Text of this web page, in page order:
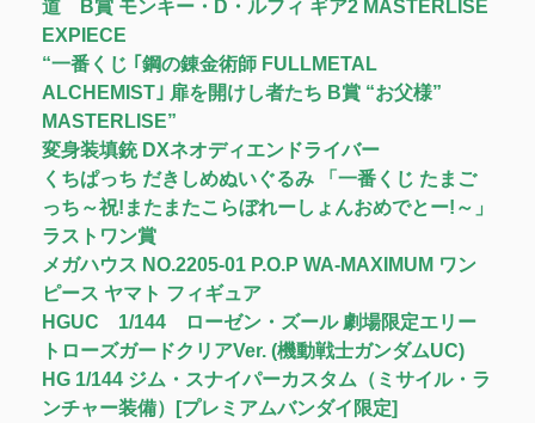
道 B賞 モンキー・D・ルフィ ギア2 MASTERLISE
EXPIECE
“一番くじ ｢鋼の錬金術師 FULLMETAL
ALCHEMIST｣ 扉を開けし者たち B賞 “お父様”
MASTERLISE”
変身装填銃 DXネオディエンドライバー
くちぱっち だきしめぬいぐるみ 「一番くじ たまご
っち～祝!またまたこらぼれーしょんおめでとー!～」
ラストワン賞
メガハウス NO.2205-01 P.O.P WA-MAXIMUM ワン
ピース ヤマト フィギュア
HGUC 1/144 ローゼン・ズール 劇場限定エリー
トローズガードクリアVer. (機動戦士ガンダムUC)
HG 1/144 ジム・スナイパーカスタム（ミサイル・ラ
ンチャー装備）[プレミアムバンダイ限定]